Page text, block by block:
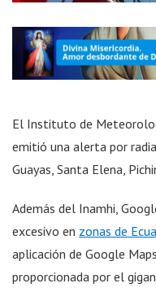
El Instituto de
emitió una alerta por
Guayas, Santa Elena,
Además del Inamhi,
excesivo en zonas de
aplicación de Google
proporcionada por el